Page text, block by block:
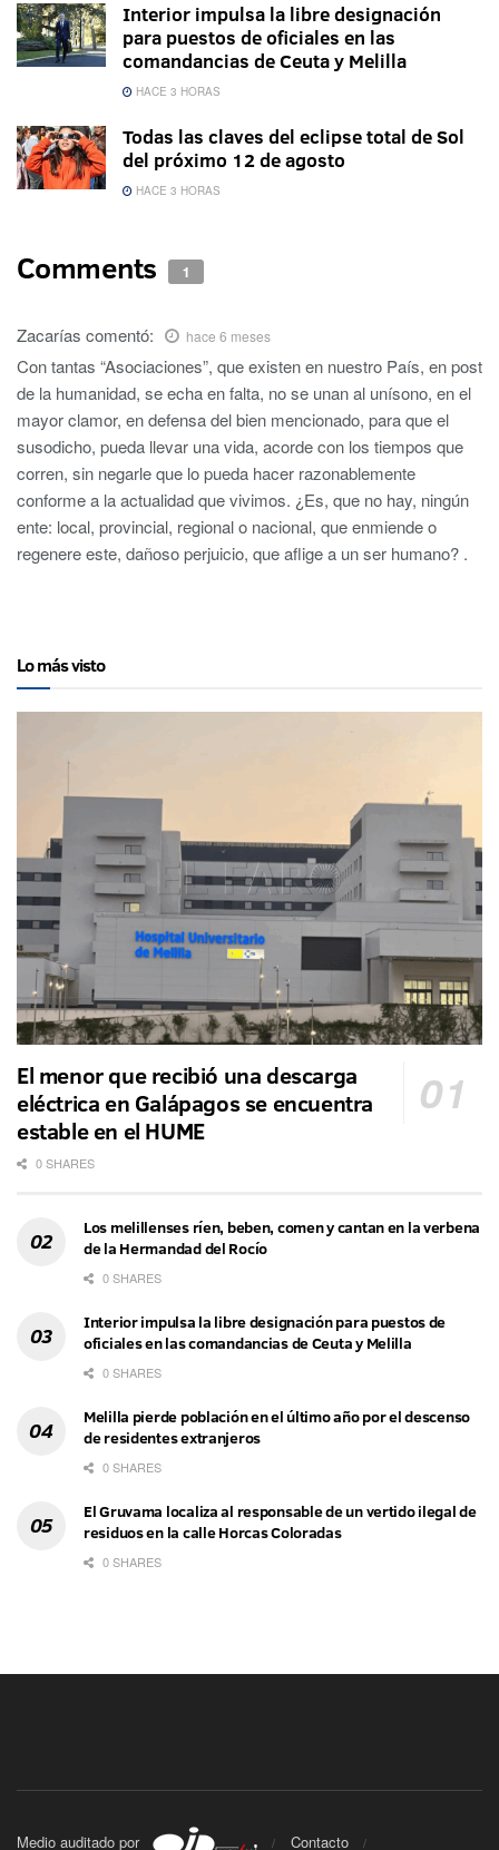
Interior impulsa la libre designación
para puestos de oficiales en las
comandancias de Ceuta y Melilla
HACE 3 HORAS
Todas las claves del eclipse total de Sol
del próximo 12 de agosto
HACE 3 HORAS
Comments 1
Zacarías comentó: hace 6 meses
Con tantas “Asociaciones”, que existen en nuestro País, en post
de la humanidad, se echa en falta, no se unan al unísono, en el
mayor clamor, en defensa del bien mencionado, para que el
susodicho, pueda llevar una vida, acorde con los tiempos que
corren, sin negarle que lo pueda hacer razonablemente
conforme a la actualidad que vivimos. ¿Es, que no hay, ningún
ente: local, provincial, regional o nacional, que enmiende o
regenere este, dañoso perjuicio, que aflige a un ser humano? .
Lo más visto
El menor que recibió una descarga
eléctrica en Galápagos se encuentra
estable en el HUME
0 SHARES
Los melillenses ríen, beben, comen y cantan en la verbena
de la Hermandad del Rocío
0 SHARES
Interior impulsa la libre designación para puestos de
oficiales en las comandancias de Ceuta y Melilla
0 SHARES
Melilla pierde población en el último año por el descenso
de residentes extranjeros
0 SHARES
El Gruvama localiza al responsable de un vertido ilegal de
residuos en la calle Horcas Coloradas
0 SHARES
Medio auditado por Contacto